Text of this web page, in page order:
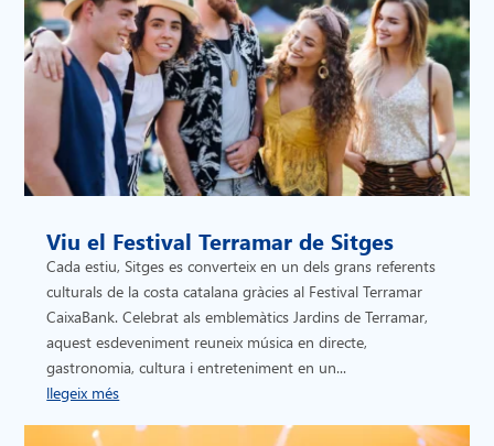
Viu el Festival Terramar de Sitges
Cada estiu, Sitges es converteix en un dels grans referents
culturals de la costa catalana gràcies al Festival Terramar
CaixaBank. Celebrat als emblemàtics Jardins de Terramar,
aquest esdeveniment reuneix música en directe,
gastronomia, cultura i entreteniment en un...
llegeix més